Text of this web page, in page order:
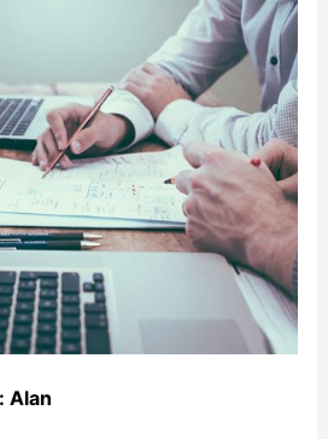
Alan